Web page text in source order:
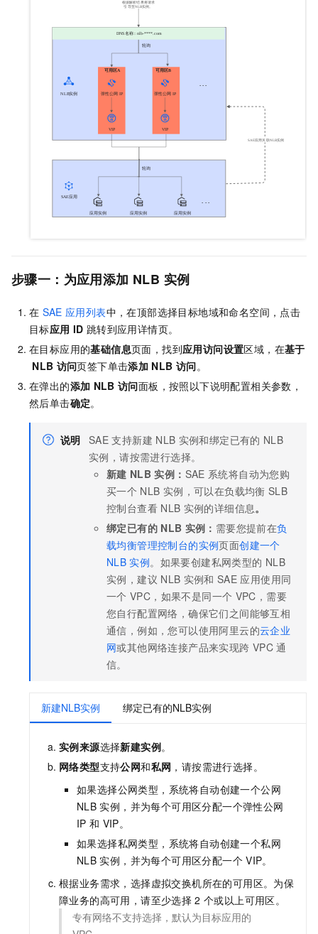
步骤一：为应用添加 NLB 实例
在 SAE 应用列表中，在顶部选择目标地域和命名空间，点击
目标应用 ID 跳转到应用详情页。
在目标应用的基础信息页面，找到应用访问设置区域，在基于
NLB 访问页签下单击添加 NLB 访问。
在弹出的添加 NLB 访问面板，按照以下说明配置相关参数，
然后单击确定。
说明 SAE 支持新建 NLB 实例和绑定已有的 NLB
实例，请按需进行选择。
新建 NLB 实例： SAE 系统将自动为您购
买一个 NLB 实例，可以在负载均衡 SLB
控制台查看 NLB 实例的详细信息。
绑定已有的 NLB 实例： 需要您提前在负
载均衡管理控制台的实例页面创建一个
NLB 实例。如果要创建私网类型的 NLB
实例，建议 NLB 实例和 SAE 应用使用同
一个 VPC，如果不是同一个 VPC，需要
您自行配置网络，确保它们之间能够互相
通信，例如，您可以使用阿里云的云企业
网或其他网络连接产品来实现跨 VPC 通
信。
新建NLB实例 绑定已有的NLB实例
实例来源选择新建实例。
网络类型支持公网和私网 ，请按需进行选择。
如果选择公网类型，系统将自动创建一个公网
NLB 实例，并为每个可用区分配一个弹性公网
IP 和 VIP。
如果选择私网类型，系统将自动创建一个私网
NLB 实例，并为每个可用区分配一个 VIP。
根据业务需求，选择虚拟交换机所在的可用区。为保
障业务的高可用，请至少选择 2 个或以上可用区。
专有网络不支持选择，默认为目标应用的